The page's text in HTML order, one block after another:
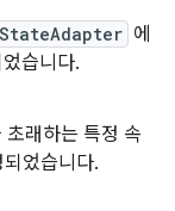
에
습니다.
래하는 특정 속
었습니다.